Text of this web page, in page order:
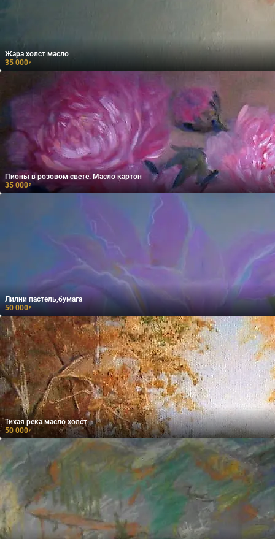
Жара холст масло
35 000₽
Пионы в розовом свете. Масло картон
35 000₽
Лилии пастель,бумага
50 000₽
Тихая река масло холст
50 000₽